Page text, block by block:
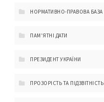
НОРМАТИВНО-ПРАВОВА БАЗА
ПАМ'ЯТНІ ДАТИ
ПРЕЗИДЕНТ УКРАЇНИ
ПРОЗОРІСТЬ ТА ПІДЗВІТНІСТЬ